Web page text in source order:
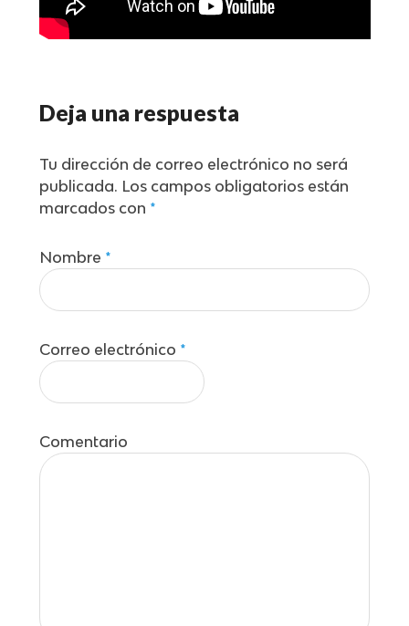
Deja una respuesta
Tu dirección de correo electrónico no será
publicada. Los campos obligatorios están
marcados con *
Nombre *
Correo electrónico *
Comentario